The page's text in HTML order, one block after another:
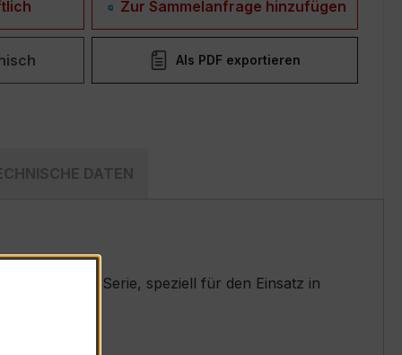
Zur Sammelanfrage hinzufügen
Als PDF exportieren
DATEN
WSK-Serie, speziell für den Einsatz in